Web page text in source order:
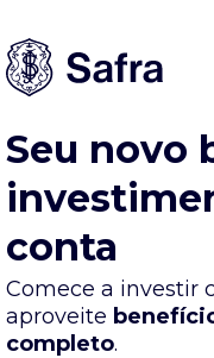
Seu novo
conta
Comece a investir
aproveite
completo.